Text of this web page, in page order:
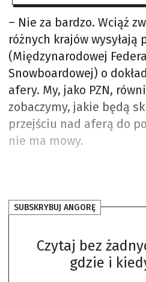
– Nie za bardzo. Wciąż
różnych krajów wysyłają
(Międzynarodowej
Snowboardowej) o
afery. My, jako PZN,
zobaczymy, jakie będą
przejściu nad aferą do
nie ma mowy.
SUBSKRYBUJ ANGORĘ
Czytaj bez
gdzie i